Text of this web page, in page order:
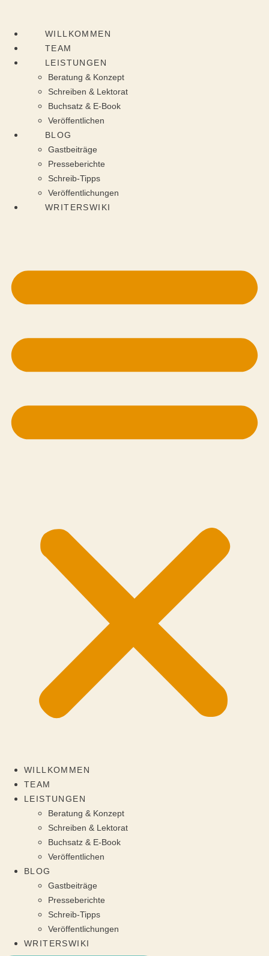
springen
WILLKOMMEN
TEAM
LEISTUNGEN
Beratung & Konzept
Schreiben & Lektorat
Buchsatz & E-Book
Veröffentlichen
BLOG
Gastbeiträge
Presseberichte
Schreib-Tipps
Veröffentlichungen
WRITERSWIKI
WILLKOMMEN
TEAM
LEISTUNGEN
Beratung & Konzept
Schreiben & Lektorat
Buchsatz & E-Book
Veröffentlichen
BLOG
Gastbeiträge
Presseberichte
Schreib-Tipps
Veröffentlichungen
WRITERSWIKI